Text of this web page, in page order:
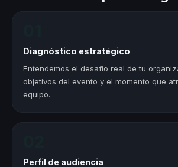
Diagnóstico estratégico
Entendemos el desafío real de tu
objetivos del evento y el momento que
equipo.
Perfil de audiencia